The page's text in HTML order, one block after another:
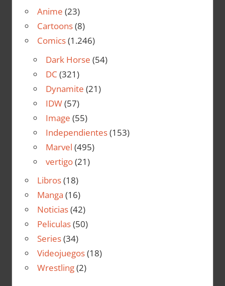
Anime (23)
Cartoons(8)
Comics(1.246)
Dark Horse (54)
DC (321)
Dynamite (21)
IDW(57)
Image (55)
Independientes(153)
Marvel (495)
vertigo(21)
Libros(18)
Manga (16)
Noticias(42)
Peliculas(50)
Series(34)
Videojuegos(18)
Wrestling(2)